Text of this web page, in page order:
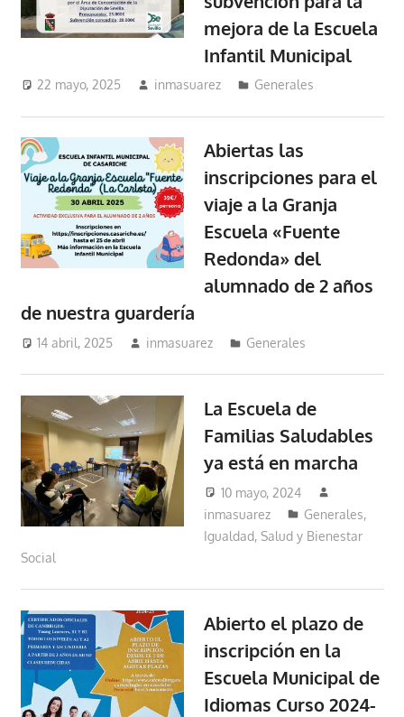
mejora de la Escuela
Infantil Municipal
22 mayo, 2025 inmasuarez Generales
Abiertas las
inscripciones para el
viaje a la Granja
Escuela «Fuente
Redonda» del
alumnado de 2 años
de nuestra guardería
14 abril, 2025 inmasuarez Generales
La Escuela de
Familias Saludables
ya está en marcha
10 mayo, 2024
inmasuarez
Generales,
Igualdad, Salud y Bienestar
Social
Abierto el plazo de
inscripción en la
Escuela Municipal de
Idiomas Curso 2024-